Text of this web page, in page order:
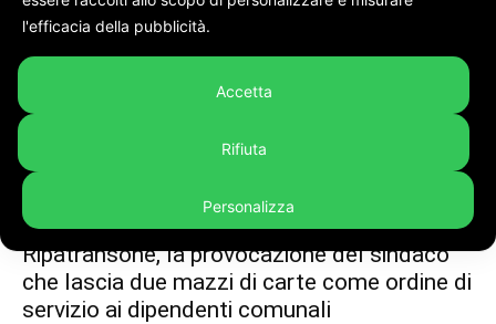
Ripatransone, la provocazione del sindaco
che lascia due mazzi di carte come ordine di
servizio ai dipendenti comunali
l'efficacia della pubblicità.
Accetta
Rifiuta
Personalizza